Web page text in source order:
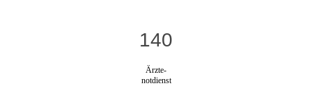
140
Ärzte-
notdienst